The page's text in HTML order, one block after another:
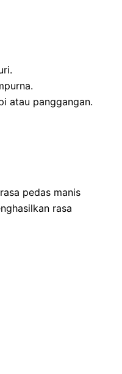
atau panggangan.
pedas manis
rasa